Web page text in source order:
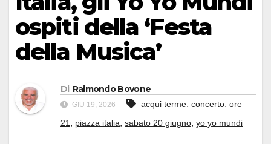
ospiti della ‘Festa
della Musica’
Di Raimondo Bovone
GIU 19, 2026 acqui terme, concerto, ore
21, piazza italia, sabato 20 giugno, yo yo mundi